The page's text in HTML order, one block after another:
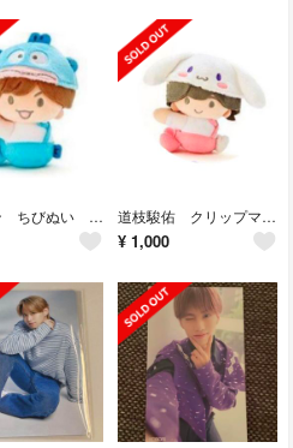
ローソン ちびぬい なにわ男子 藤原丈一郎 クリップマスコット 道枝駿佑 クリップマスコット ちびぬい ローソン
¥ 1,000